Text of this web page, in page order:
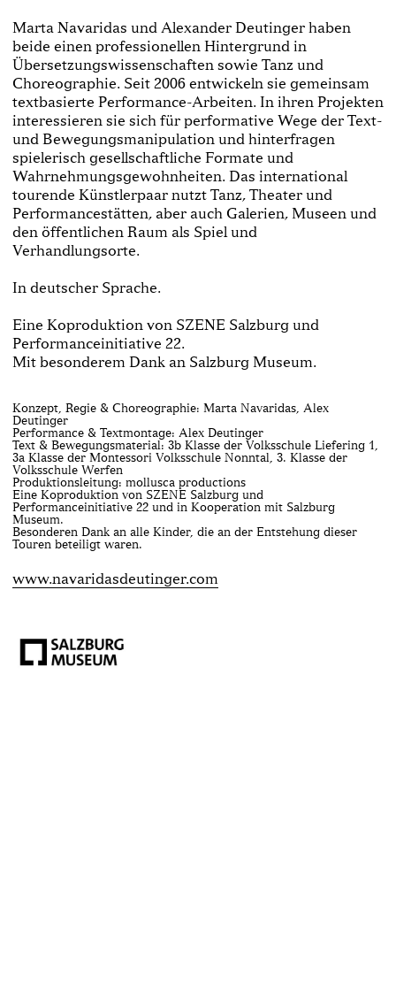
Marta Navaridas und Alexander Deutinger haben
beide einen professionellen Hintergrund in
Übersetzungswissenschaften sowie Tanz und
Choreographie. Seit 2006 entwickeln sie gemeinsam
textbasierte Per­formance­-Arbeiten. In ihren Projekten
interessieren sie sich für performative Wege der Text­-
und Bewe­gungsmanipulation und hinterfragen
spielerisch gesellschaftliche Formate und
Wahrnehmungsgewohn­heiten. Das international
tourende Künstlerpaar nutzt Tanz­, Theater­ und
Performancestätten, aber auch Galerien, Museen und
den öffentlichen Raum als Spiel­ und
Verhandlungsorte.
In deutscher Sprache.
Eine Koproduktion von SZENE Salzburg und
Performanceinitiative 22.
Mit besonderem Dank an Salzburg Museum.
Konzept, Regie & Choreographie: Marta Navaridas, Alex
Deutinger
Performance & Textmontage: Alex Deutinger
Text­ & Bewegungsmaterial: 3b Klasse der Volks­schule Liefering 1,
3a Klasse der Montessori Volksschule Nonntal, 3. Klasse der
Volksschule Werfen
Produktionsleitung: mollusca productions
Eine Koproduktion von SZENE Salzburg und
Performanceinitiative 22 und in Kooperation mit Salzburg
Museum.
Besonderen Dank an alle Kinder, die an der Entstehung dieser
Touren beteiligt waren.
www.navaridasdeutinger.com